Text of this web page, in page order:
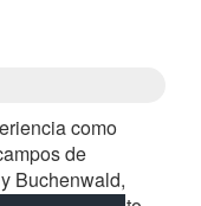
como
de
Buchenwald,